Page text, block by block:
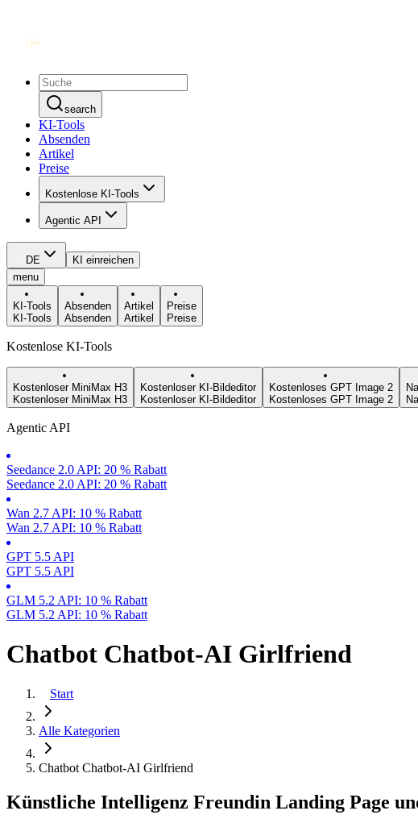
search
KI-Tools
Absenden
Artikel
Preise
Kostenlose KI-Tools
Agentic API
DE
KI einreichen
menu
KI-Tools
KI-Tools
Absenden
Absenden
Artikel
Artikel
Preise
Preise
Kostenlose KI-Tools
Kostenloser MiniMax H3
Kostenloser MiniMax H3
Kostenloser KI-Bildeditor
Kostenloser KI-Bildeditor
Kostenloses GPT Image 2
Kostenloses GPT Image 2
Agentic API
Seedance 2.0 API: 20 % Rabatt
Seedance 2.0 API: 20 % Rabatt
Wan 2.7 API: 10 % Rabatt
Wan 2.7 API: 10 % Rabatt
GPT 5.5 API
GPT 5.5 API
GLM 5.2 API: 10 % Rabatt
GLM 5.2 API: 10 % Rabatt
Chatbot Chatbot-AI Girlfriend
Start
Alle Kategorien
Chatbot Chatbot-AI Girlfriend
Künstliche Intelligenz Freundin Landing Page